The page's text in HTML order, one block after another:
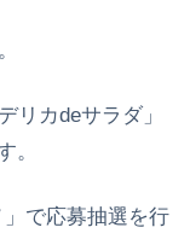
リカdeサラダ」
。
で応募抽選を行